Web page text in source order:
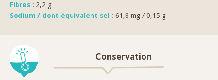
Fibres : 2,2 g
Sodium / dont équivalent sel
: 61,8 mg / 0,15 g
Conservation